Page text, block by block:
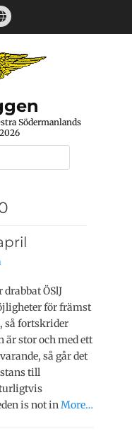
Webbplats
Södermanlands
ÖSlJ
för främst
så fortskrider
är stor och med ett
så går det
till
is not inMore…